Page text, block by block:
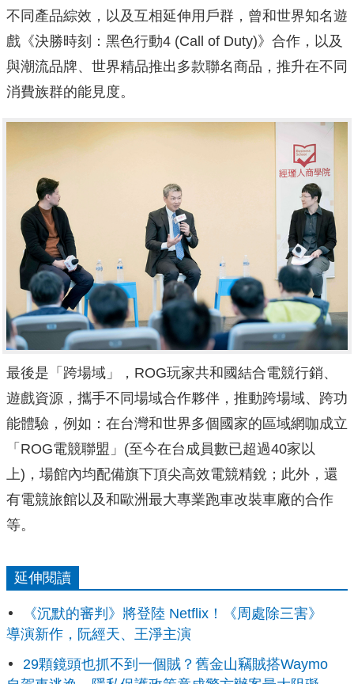
不同產品綜效，以及互相延伸用戶群，曾和世界知名遊
戲《決勝時刻：黑色行動4 (Call of Duty)》合作，以及
與潮流品牌、世界精品推出多款聯名商品，推升在不同
消費族群的能見度。
最後是「跨場域」，ROG玩家共和國結合電競行銷、
遊戲資源，攜手不同場域合作夥伴，推動跨場域、跨功
能體驗，例如：在台灣和世界多個國家的區域網咖成立
「ROG電競聯盟」(至今在台成員數已超過40家以
上)，場館內均配備旗下頂尖高效電競精銳；此外，還
有電競旅館以及和歐洲最大專業跑車改裝車廠的合作
等。
延伸閱讀
《沉默的審判》將登陸 Netflix！《周處除三害》
導演新作，阮經天、王淨主演
29顆鏡頭也抓不到一個賊？舊金山竊賊搭Waymo